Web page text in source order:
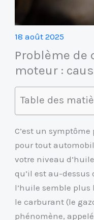
18 août 2025
Problème de
moteur :
Table des
C’est un
pour tout
votre niveau
qu’il est au-
l’huile semble
le carburant (le
phénomène,